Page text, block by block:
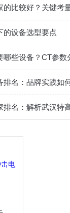
的设备选型要点
排名：品牌实践如